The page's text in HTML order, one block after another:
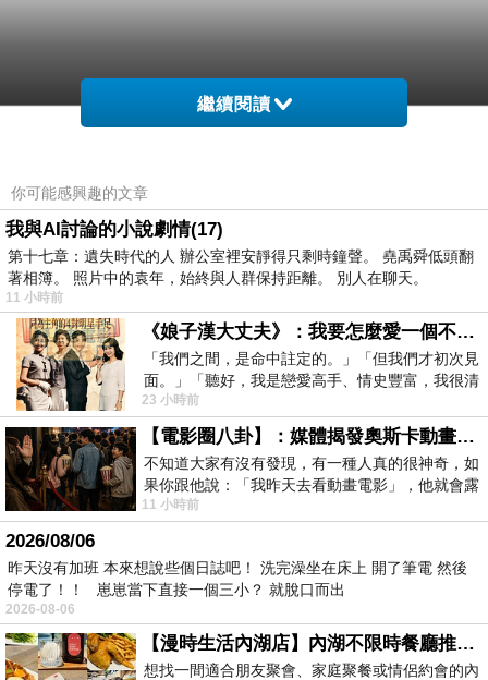
繼續閱讀
你可能感興趣的文章
我與AI討論的小說劇情(17)
第十七章：遺失時代的人 辦公室裡安靜得只剩時鐘聲。 堯禹舜低頭翻
著相簿。 照片中的袁年，始終與人群保持距離。 別人在聊天。
11 小時前
《娘子漢大丈夫》：我要怎麼愛一個不存在的人？
「我們之間，是命中註定的。」「但我們才初次見
面。」「聽好，我是戀愛高手、情史豐富，我很清
楚這種感覺，你我之間的那種感覺，現
23 小時前
【電影圈八卦】：媒體揭發奧斯卡動畫項目投票醜聞！好萊塢為什麼看不起動畫電影？
不知道大家有沒有發現，有一種人真的很神奇，如
果你跟他說：「我昨天去看動畫電影」，他就會露
出一種慈祥的微笑，然後問你是不是陪小
11 小時前
2026/08/06
昨天沒有加班 本來想說些個日誌吧！ 洗完澡坐在床上 開了筆電 然後
停電了！！ 崽崽當下直接一個三小？ 就脫口而出
2026-08-06
【漫時生活內湖店】內湖不限時餐廳推薦｜捷運港墘站美食，聚餐、約會、家庭聚會首選，正餐甜點一次滿足
想找一間適合朋友聚會、家庭聚餐或情侶約會的內